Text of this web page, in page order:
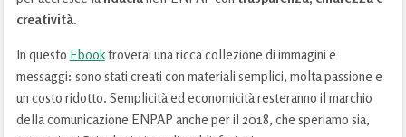
creatività.
In questo Ebooktroverai una ricca collezione di immagini e
messaggi: sono stati creati con materiali semplici, molta passione e
un costo ridotto. Semplicità ed economicità resteranno il marchio
della comunicazione ENPAP anche per il 2018, che speriamo sia,